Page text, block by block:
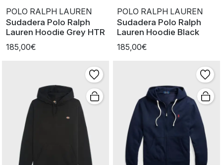
POLO RALPH LAUREN
Sudadera Polo Ralph
Lauren Hoodie Grey HTR
185,00€
POLO RALPH LAUREN
Sudadera Polo Ralph
Lauren Hoodie Black
185,00€